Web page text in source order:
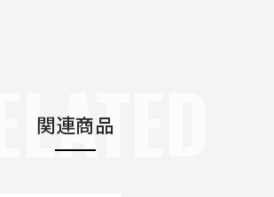
関連商品
RELATED